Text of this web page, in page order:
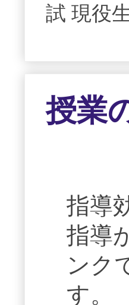
試 現役
授業
指導
指導
ンク
す。